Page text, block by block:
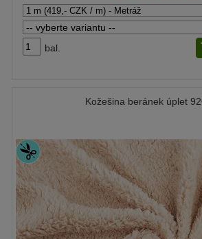
bal.
Kožešina beránek úplet